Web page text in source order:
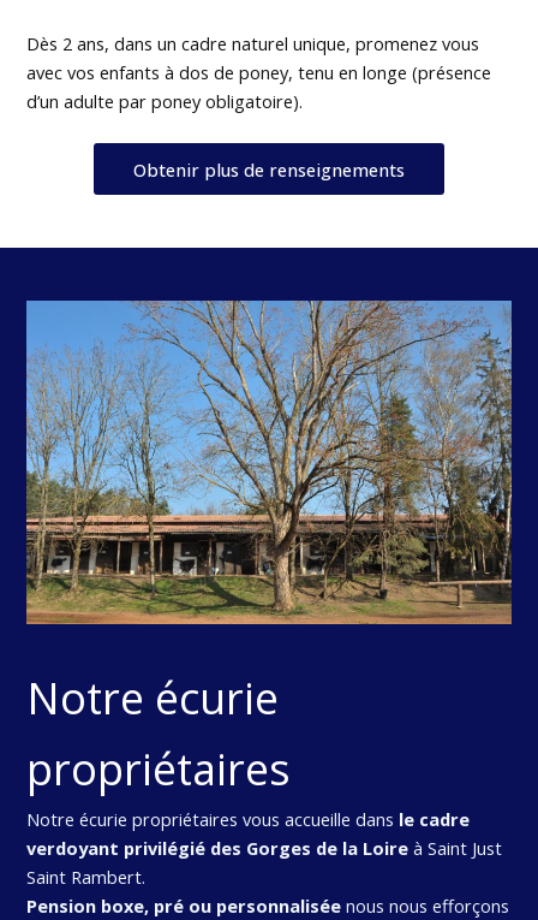
Dès 2 ans, dans un cadre naturel unique, promenez vous
avec vos enfants à dos de poney, tenu en longe (présence
d’un adulte par poney obligatoire).
Obtenir plus de renseignements
Notre écurie
propriétaires
Notre écurie propriétaires vous accueille dans le cadre
verdoyant privilégié des Gorges de la Loireà Saint Just
Saint Rambert.
Pension boxe, pré ou personnaliséenous nous efforçons